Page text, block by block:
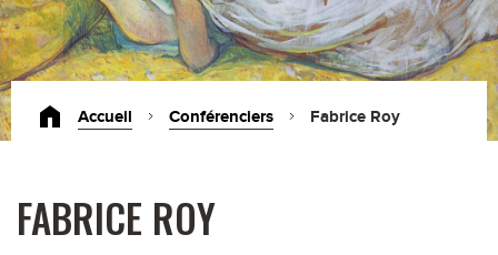
Accueil Conférenciers Fabrice Roy
FABRICE ROY